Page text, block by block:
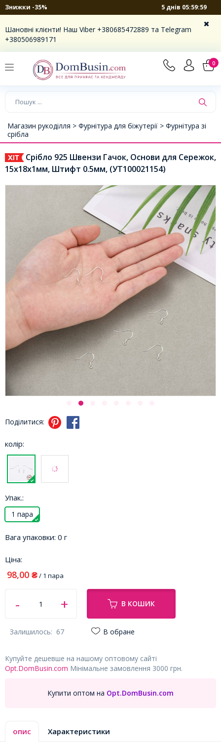
Знижки -35% 5 днів 05:59:58
Шановні клієнти! Наш Viber +380685472889 та Telegram
+380506989171
0
Магазин рукоділля > Фурнітура для біжутерії > Фурнітура зі
срібла
Срібло 925 Швензи Гачок, Основи для Сережок,
15х18х1мм, Штифт 0.5мм, (УТ100021154)
Поділитися:
колір:
Упак.:
1 пара
Вага упаковки: 0 г
Ціна:
98,00 ₴/ 1 пара
В КОШИК
Залишилось: 67 В обране
Купуйте дешевше на нашому оптовому сайті
Opt.DomBusin.com Мінімальне замовлення 3000 грн.
Купити оптом на Opt.DomBusin.com
опис Характеристики